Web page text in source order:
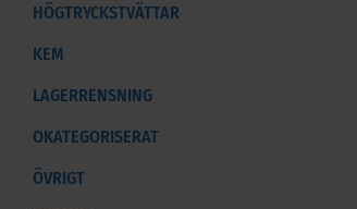
HÖGTRYCKSTVÄTTAR
KEM
LAGERRENSNING
OKATEGORISERAT
ÖVRIGT